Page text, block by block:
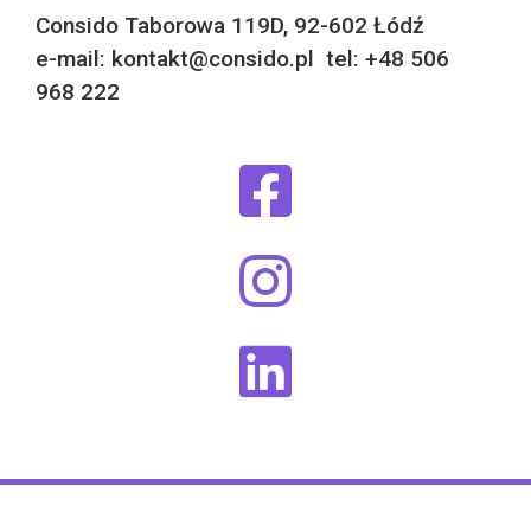
Consido Taborowa 119D, 92-602 Łódź
e-mail: kontakt@consido.pl tel: +48 506
968 222